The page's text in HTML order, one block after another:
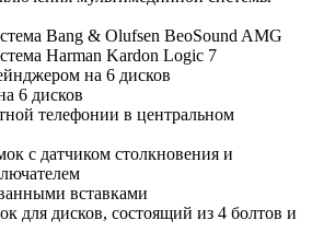
Bang & Olufsen BeoSound AMG
Harman Kardon Logic 7
на 6 дисков
6 дисков
телефонии в центральном
с датчиком столкновения и
вставками
для дисков, состоящий из 4 болтов и